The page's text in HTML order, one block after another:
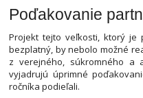
Poďakovanie
Projekt tejto veľkosti, ktorý je
bezplatný, by nebolo možné
z verejného, súkromného a
vyjadrujú úprimné
ročníka podieľali.